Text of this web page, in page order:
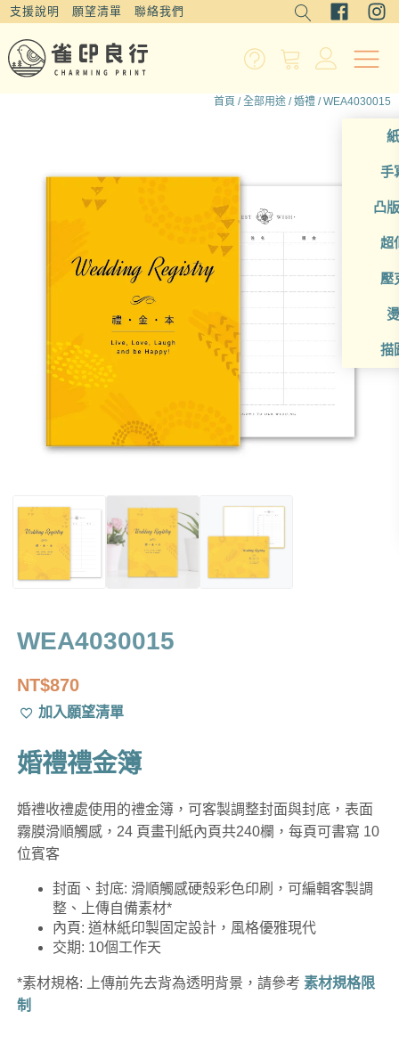
支援說明 願望清單 聯絡我們
手
凸
超
壓
描
首頁 /全部用途 /婚禮 / WEA4030015
WEA4030015
NT$870
加入願望清單
婚禮禮金簿
婚禮收禮處使用的禮金簿，可客製調整封面與封底，表面
霧膜滑順觸感，24 頁畫刊紙內頁共240欄，每頁可書寫 10
位賓客
封面、封底: 滑順觸感硬殼彩色印刷，可編輯客製調
整、上傳自備素材*
內頁: 道林紙印製固定設計，風格優雅現代
交期: 10個工作天
*素材規格: 上傳前先去背為透明背景，請參考 素材規格限
制